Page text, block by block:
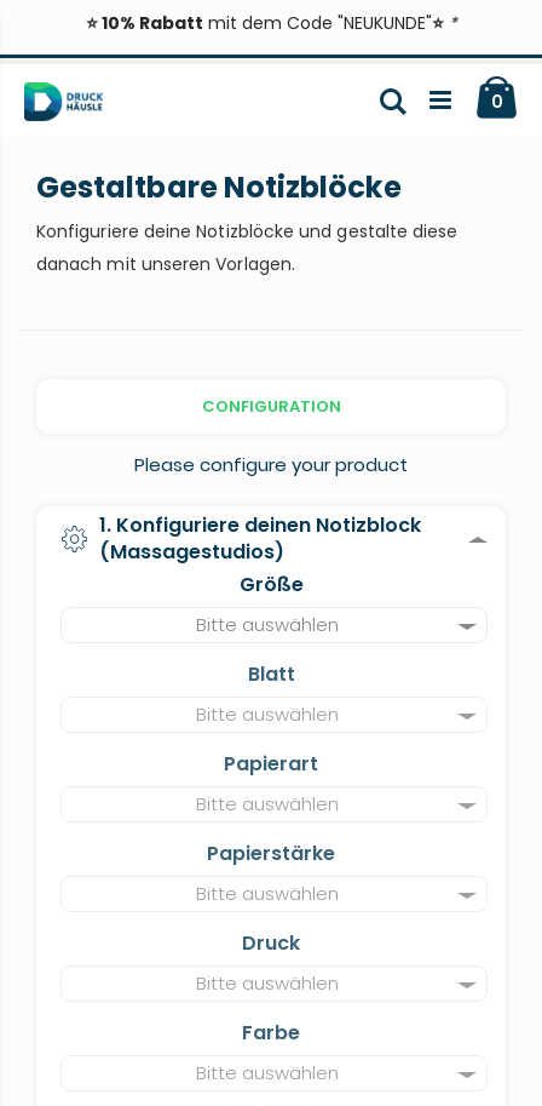
⭐ 10% Rabatt mit dem Code "NEUKUNDE"⭐ *
Inhalt
springen
0
Suche
Gestaltbare Notizblöcke
Konfiguriere deine Notizblöcke und gestalte diese
danach mit unseren Vorlagen.
CONFIGURATION
Please configure your product
1. Konfiguriere deinen Notizblock
(Massagestudios)
Größe
Bitte auswählen
Blatt
Bitte auswählen
Papierart
Bitte auswählen
Papierstärke
Bitte auswählen
Druck
Bitte auswählen
Farbe
Bitte auswählen